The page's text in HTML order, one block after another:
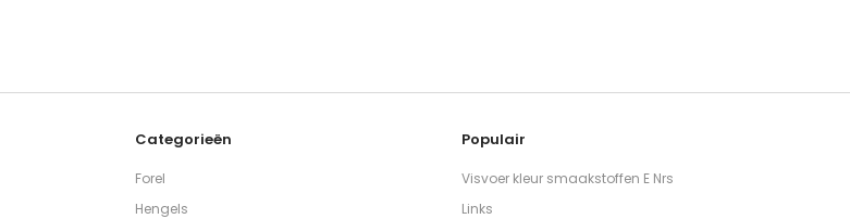
Categorieën
Forel
Hengels
Populair
Visvoer kleur smaakstoffen E Nrs
Links